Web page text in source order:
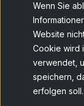
Wenn Sie
Website
Cookie wird
verwendet,
speichern,
erfolgen soll.
diese
Hat
Effekt
Welchen
habe ich